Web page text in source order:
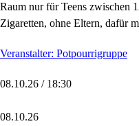
Raum nur für Teens zwischen
Zigaretten, ohne Eltern, dafür
Veranstalter: Potpourrigruppe
08.10.26 / 18:30
08.10.26